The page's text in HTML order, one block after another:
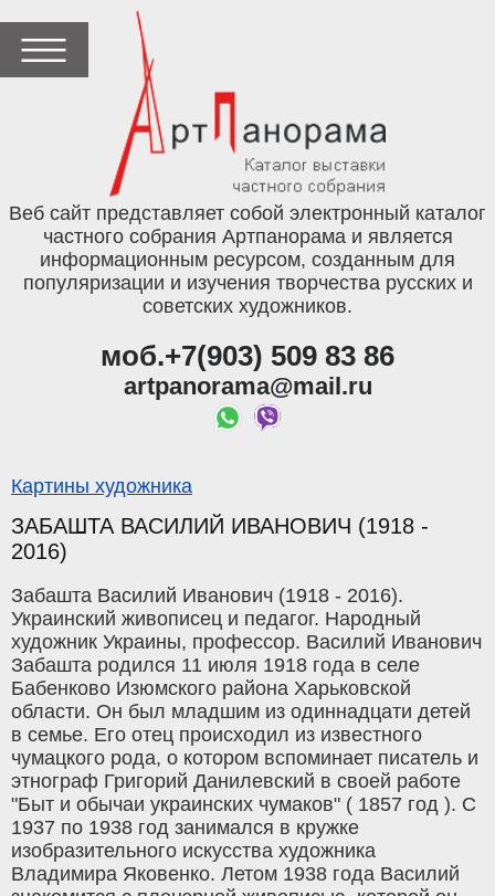
Веб сайт представляет собой электронный каталог
частного собрания Артпанорама и является
информационным ресурсом, созданным для
популяризации и изучения творчества русских и
советских художников.
моб.+7(903) 509 83 86
artpanorama@mail.ru
Картины художника
ЗАБАШТА ВАСИЛИЙ ИВАНОВИЧ (1918 -
2016)
Забашта Василий Иванович (1918 - 2016).
Украинский живописец и педагог. Народный
художник Украины, профессор. Василий Иванович
Забашта родился 11 июля 1918 года в селе
Бабенково Изюмского района Харьковской
области. Он был младшим из одиннадцати детей
в семье. Его отец происходил из известного
чумацкого рода, о котором вспоминает писатель и
этнограф Григорий Данилевский в своей работе
"Быт и обычаи украинских чумаков" ( 1857 год ). С
1937 по 1938 год занимался в кружке
изобразительного искусства художника
Владимира Яковенко. Летом 1938 года Василий